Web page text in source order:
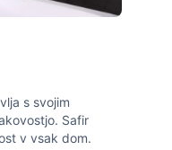
s svojim
Safir
v vsak dom.